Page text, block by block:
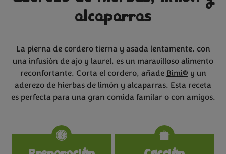
alcaparras
La pierna de cordero tierna y asada lentamente, con
una infusión de ajo y laurel, es un maravilloso alimento
reconfortante. Corta el cordero, añadeBimi®y un
aderezo de hierbas de limón y alcaparras. Esta receta
es perfecta para una gran comida familar o con amigos.
Specifications